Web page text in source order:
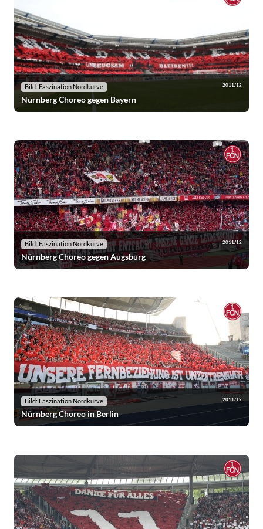
Bild: Faszination Nordkurve 2011/12
Nürnberg Choreo gegen Bayern
Bild: Faszination Nordkurve 2011/12
Nürnberg Choreo gegen Augsburg
Bild: Faszination Nordkurve 2011/12
Nürnberg Choreo in Berlin